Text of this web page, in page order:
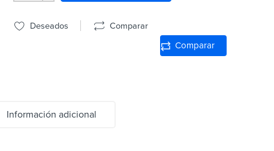
Deseados Comparar
Comparar
Información adicional